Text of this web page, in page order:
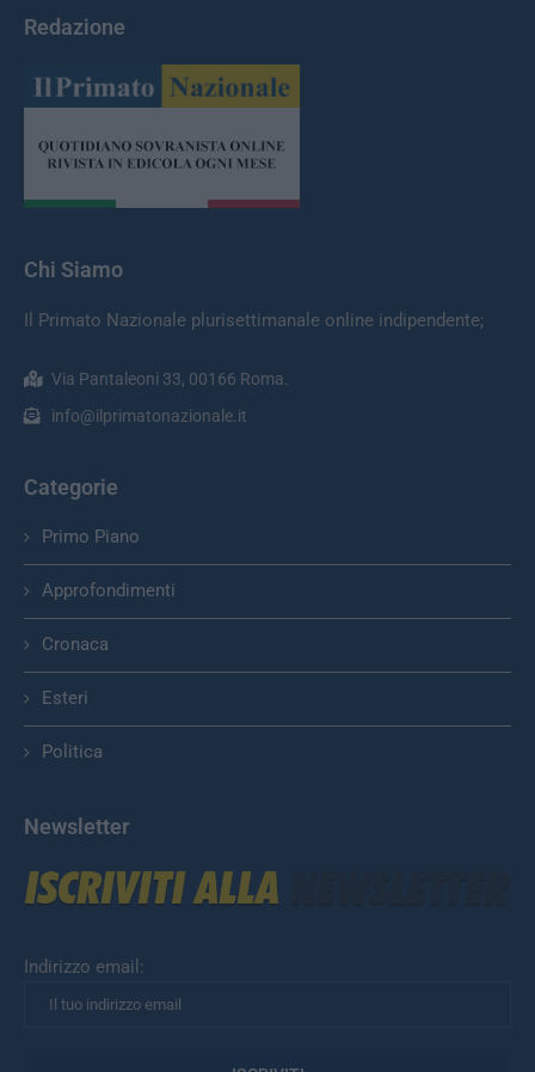
Redazione
Chi Siamo
Il Primato Nazionale plurisettimanale online indipendente;
Via Pantaleoni 33, 00166 Roma.
info@ilprimatonazionale.it
Categorie
Primo Piano
Approfondimenti
Cronaca
Esteri
Politica
Newsletter
Indirizzo email: